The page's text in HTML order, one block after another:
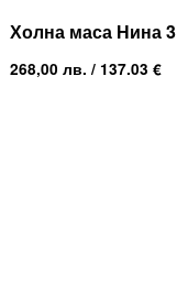
Холна маса Нина 3
268,00 лв. / 137.03 €